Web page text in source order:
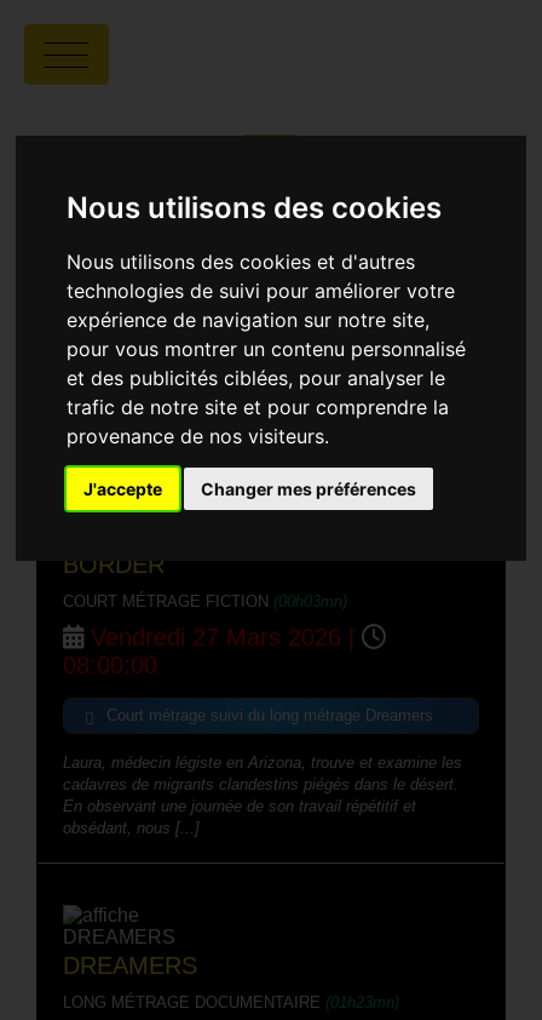
Nous utilisons des cookies
Nous utilisons des cookies et d'autres
technologies de suivi pour améliorer votre
expérience de navigation sur notre site,
pour vous montrer un contenu personnalisé
et des publicités ciblées, pour analyser le
trafic de notre site et pour comprendre la
provenance de nos visiteurs.
J'accepte Changer mes préférences
Lycée Carnot 90 boulevard Carnot -
Cannes
Programmation
BORDER
COURT MÉTRAGE FICTION (00h03mn)
Vendredi 27 Mars 2026 |
08:00:00
Court métrage suivi du long métrage Dreamers
Laura, médecin légiste en Arizona, trouve et examine les
cadavres de migrants clandestins piégés dans le désert.
En observant une journée de son travail répétitif et
obsédant, nous [...]
DREAMERS
LONG MÉTRAGE DOCUMENTAIRE (01h23mn)